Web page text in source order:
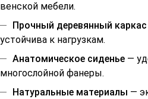
венской мебели.
Прочный деревянный каркас
устойчива к нагрузкам.
Анатомическое сиденье —
многослойной фанеры.
Натуральные материалы —